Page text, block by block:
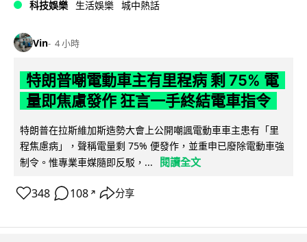
科技娛樂 生活娛樂 城中熱話
Vin 4 小時
特朗普嘲電動車主有里程病 剩 75% 電
量即焦慮發作 狂言一手終結電車指令
特朗普在拉斯維加斯造勢大會上公開嘲諷電動車車主患有「里
程焦慮病」，聲稱電量剩 75% 便發作，並重申已廢除電動車強
制令。惟專業車媒隨即反駁，...
閱讀全文
348 108 ↗ 分享